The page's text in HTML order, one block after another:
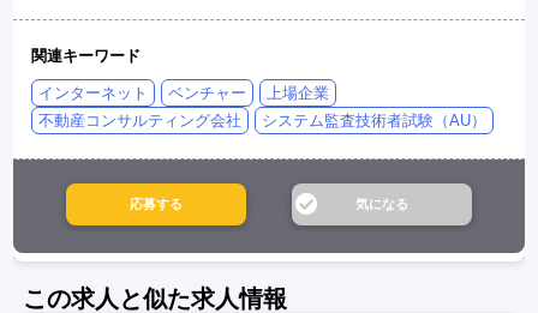
関連キーワード
インターネット ベンチャー
上場企業
不動産コンサルティング会社
システム監査技術者試験（AU）
この求人と似た求人情報